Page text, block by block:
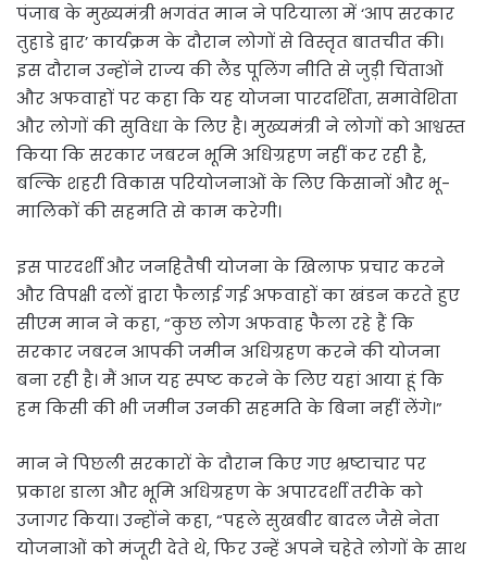
पंजाब के मुख्यमंत्री भगवंत मान ने पटियाला में ‘आप सरकार
तुहाडे द्वार’ कार्यक्रम के दौरान लोगों से विस्तृत बातचीत की।
इस दौरान उन्होंने राज्य की लैंड पूलिंग नीति से जुड़ी चिंताओं
और अफवाहों पर कहा कि यह योजना पारदर्शिता, समावेशिता
और लोगों की सुविधा के लिए है। मुख्यमंत्री ने लोगों को आश्वस्त
किया कि सरकार जबरन भूमि अधिग्रहण नहीं कर रही है,
बल्कि शहरी विकास परियोजनाओं के लिए किसानों और भू-
मालिकों की सहमति से काम करेगी।
इस पारदर्शी और जनहितैषी योजना के खिलाफ प्रचार करने
और विपक्षी दलों द्वारा फैलाई गई अफवाहों का खंडन करते हुए
सीएम मान ने कहा, “कुछ लोग अफवाह फैला रहे हैं कि
सरकार जबरन आपकी जमीन अधिग्रहण करने की योजना
बना रही है। मैं आज यह स्पष्ट करने के लिए यहां आया हूं कि
हम किसी की भी जमीन उनकी सहमति के बिना नहीं लेंगे।”
मान ने पिछली सरकारों के दौरान किए गए भ्रष्टाचार पर
प्रकाश डाला और भूमि अधिग्रहण के अपारदर्शी तरीके को
उजागर किया। उन्होंने कहा, “पहले सुखबीर बादल जैसे नेता
योजनाओं को मंजूरी देते थे, फिर उन्हें अपने चहेते लोगों के साथ